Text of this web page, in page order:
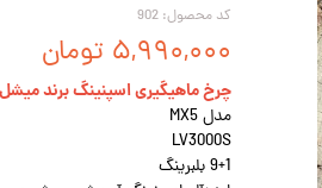
کد محصول: 902
۵,۹۹۰,۰۰۰ تومان
چرخ ماهیگیری اسپنینگ برند میشل
مدل MX5
LV3000S
9+1 بلبرینگ